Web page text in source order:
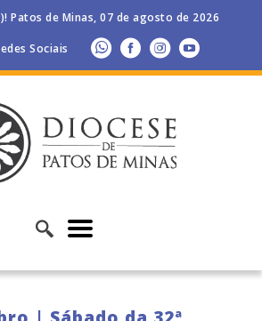
Patos de Minas, 07 de agosto de 2026
Sociais